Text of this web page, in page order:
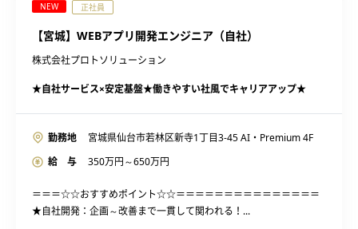
NEW 正社員
【宮城】WEBアプリ開発エンジニア（自社）
株式会社プロトソリューション
★自社サービス×安定基盤★働きやすい社風でキャリアアップ★
勤務地
宮城県仙台市若林区新寺1丁目3-45 AI・Premium 4F
給 与
350万円～650万円
＝＝＝☆☆おすすめポイント☆☆＝＝＝＝＝＝＝＝＝＝＝＝＝＝＝
★自社開発：企画～改善まで一貫して関われる！...